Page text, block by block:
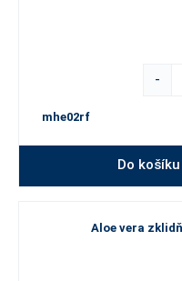
-
mhe02rf
Do košíku
Aloe vera